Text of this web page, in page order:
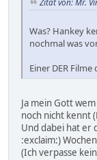
Zitat von: Mr.
Was? Hankey
nochmal was
Einer DER Filme
Ja mein Gott
noch nicht kennt
Und dabei hat er
:exclaim:)
(Ich verpasse